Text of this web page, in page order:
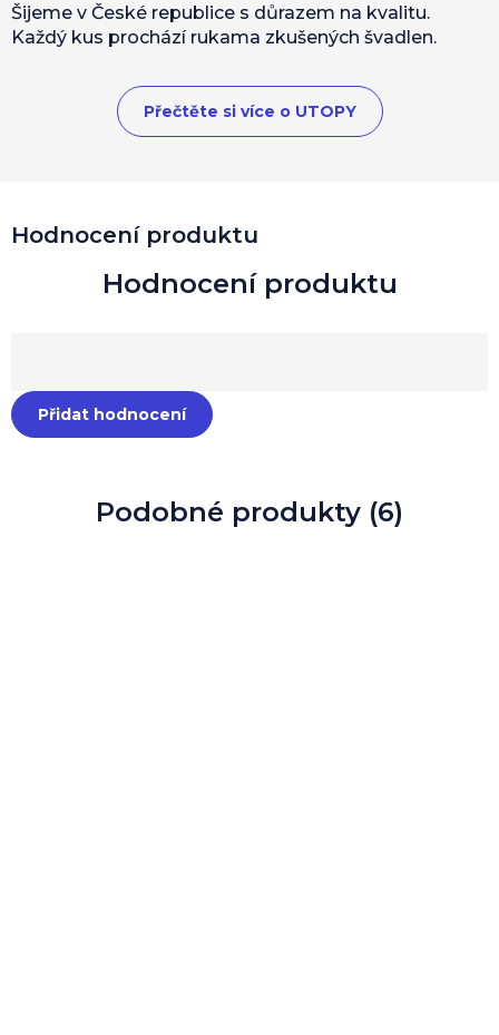
Podobné produkty (6)
Hodnocení produktu
Přidat hodnocení
Šijeme v České republice s důrazem na kvalitu.
Každý kus prochází rukama zkušených švadlen.
Přečtěte si více o UTOPY